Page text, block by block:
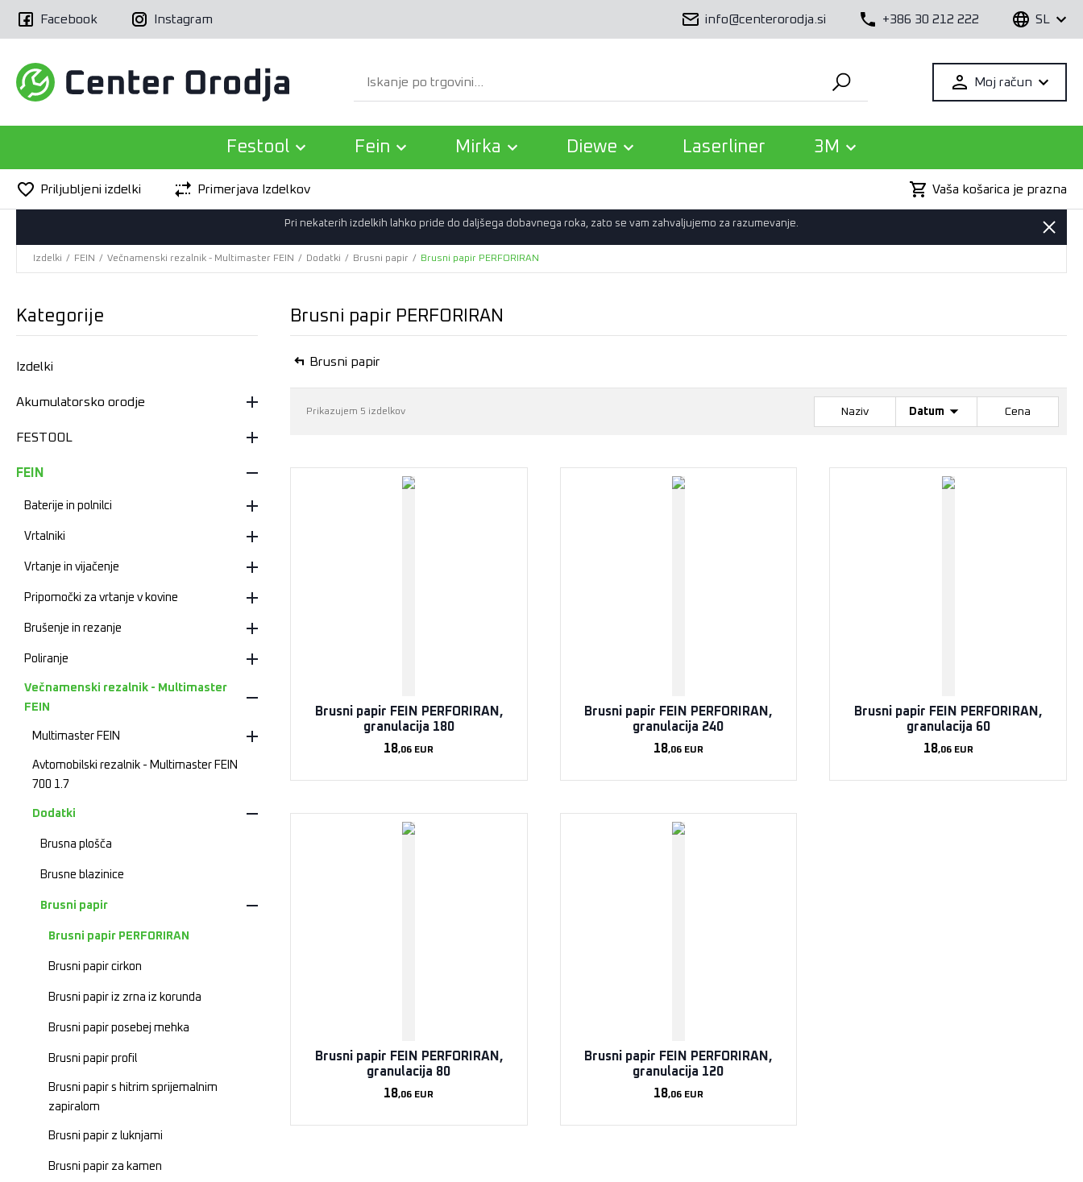
Facebook Instagram info@centerorodja.si +386 30 212 222 SL
Išči Moj račun
Festool Fein Mirka Diewe Laserliner 3M
Priljubljeni izdelki Primerjava Izdelkov Vaša košarica je prazna
Pri nekaterih izdelkih lahko pride do daljšega dobavnega roka, zato se vam zahvaljujemo za razumevanje.
Izdelki / FEIN / Večnamenski rezalnik - Multimaster FEIN / Dodatki / Brusni papir / Brusni papir PERFORIRAN
Kategorije
Izdelki
Akumulatorsko orodje
FESTOOL
FEIN
Baterije in polnilci
Vrtalniki
Vrtanje in vijačenje
Pripomočki za vrtanje v kovine
Brušenje in rezanje
Poliranje
Večnamenski rezalnik - Multimaster
FEIN
Multimaster FEIN
Avtomobilski rezalnik - Multimaster FEIN
700 1.7
Dodatki
Brusna plošča
Brusne blazinice
Brusni papir
Brusni papir PERFORIRAN
Brusni papir cirkon
Brusni papir iz zrna iz korunda
Brusni papir posebej mehka
Brusni papir profil
Brusni papir s hitrim sprijemalnim
zapiralom
Brusni papir z luknjami
Brusni papir za kamen
Brusni papir PERFORIRAN
Brusni papir
Prikazujem 5 izdelkov Naziv Datum Cena
Brusni papir FEIN PERFORIRAN,
granulacija 180
18,06 EUR
Brusni papir FEIN PERFORIRAN,
granulacija 240
18,06EUR
Brusni papir FEIN PERFORIRAN,
granulacija 60
18,06EUR
Brusni papir FEIN PERFORIRAN,
granulacija 80
18,06 EUR
Brusni papir FEIN PERFORIRAN,
granulacija 120
18,06EUR